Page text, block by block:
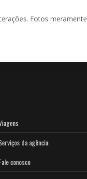
Fotos meramente
da agência
conosco